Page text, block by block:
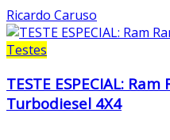
Ricardo Caruso
Testes
TESTE ESPECIAL:
Turbodiesel 4X4